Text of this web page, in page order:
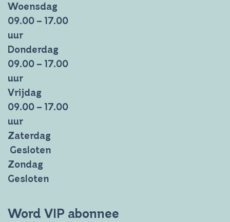
Woensdag
09.00 – 17.00
uur
Donderdag
09.00 – 17.00
uur
Vrijdag
09.00 – 17.00
uur
Zaterdag
Gesloten
Zondag
Gesloten
Word VIP abonnee